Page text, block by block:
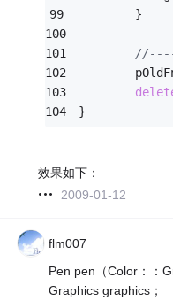
		}
}
效果如下：
2009-01-12
flm007
Pen pen（Color：：
Graphics graphics；